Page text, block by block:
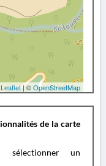
Leaflet| ©OpenStreetMap
de la carte
sélectionner un